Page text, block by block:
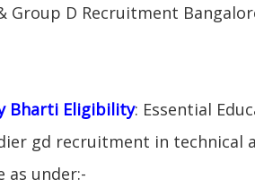
Group D Recruitment
Bharti Eligibility: Essential
gd recruitment in technical
as under:-